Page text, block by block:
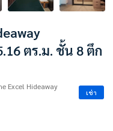
ตร.ม. ชั้น 8 ตึก
Excel Hideaway
เช่า